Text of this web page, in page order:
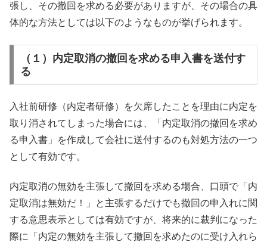
張し、その撤回を求める必要がありますが、その場合の具
体的な方法としては以下のようなものが挙げられます。
（１）内定取消の撤回を求める申入書を送付す
る
入社前研修（内定者研修）を欠席したことを理由に内定を
取り消されてしまった場合には、「内定取消の撤回を求め
る申入書」を作成して会社に送付するのも対処方法の一つ
として有効です。
内定取消の無効を主張して撤回を求める場合、口頭で「内
定取消は無効だ！」と主張するだけでも撤回の申入れに関
する意思表示としては有効ですが、将来的に裁判になった
際に「内定の無効を主張して撤回を求めたのに受け入れら